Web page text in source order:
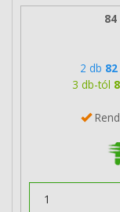
84
2 db
3 db-tól